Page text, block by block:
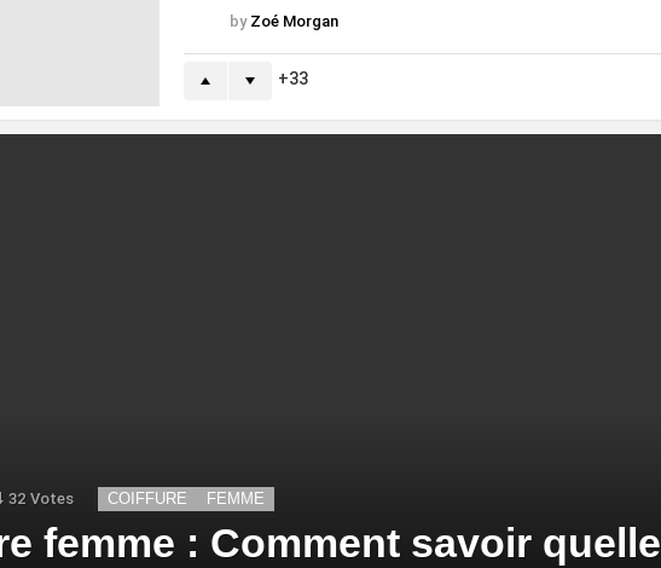
by Zoé Morgan
33
32 Votes COIFFURE FEMME
femme : Comment savoir quelle